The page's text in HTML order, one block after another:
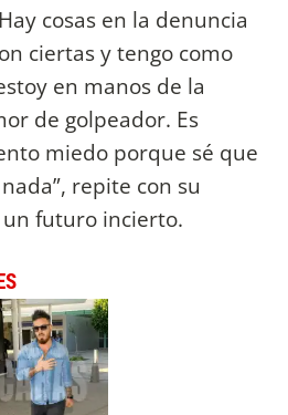
cosas en la denuncia
ciertas y tengo como
en manos de la
de golpeador. Es
miedo porque sé que
repite con su
futuro incierto.